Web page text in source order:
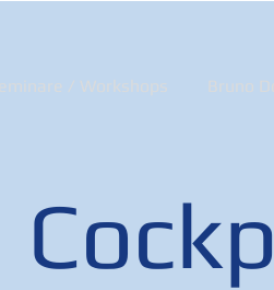
/ Workshops Bruno